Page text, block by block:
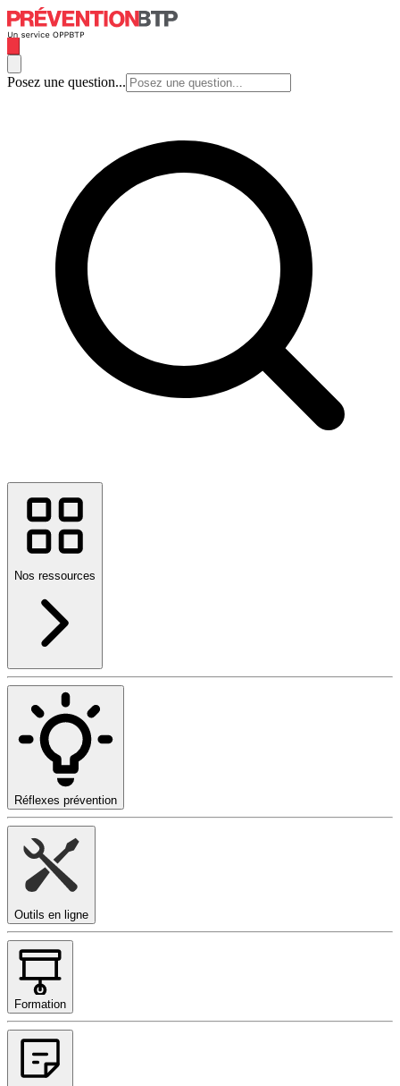
Posez une question...
Nos ressources
Réflexes prévention
Outils en ligne
Formation